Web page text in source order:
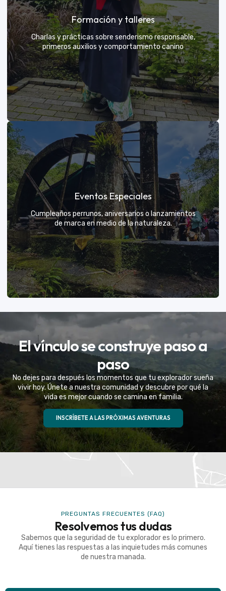
Tú eliges el parche y nosotros nos encargamos de
una aventura exclusiva
Formación y talleres
Charlas y prácticas sobre senderismo responsable,
primeros auxilios y comportamiento canino
Formación y talleres
Aprende de expertos a ser el mejor guía para tu
propio explorador
VER MÁS
Eventos Especiales
Cumpleaños perrunos, aniversarios o lanzamientos
de marca en medio de la naturaleza.
Eventos Especiales
Celebramos la vida de tu mejor amigo con una
experiencia fuera de serie
VER MÁS
El vínculo se construye paso a
paso
No dejes para después los momentos que tu explorador sueña
vivir hoy. Únete a nuestra comunidad y descubre por qué la
vida es mejor cuando se camina en familia.
INSCRÍBETE A LAS PRÓXIMAS AVENTURAS
PREGUNTAS FRECUENTES (FAQ)
Resolvemos tus dudas
Sabemos que la seguridad de tu explorador es lo primero.
Aquí tienes las respuestas a las inquietudes más comunes
de nuestra manada.